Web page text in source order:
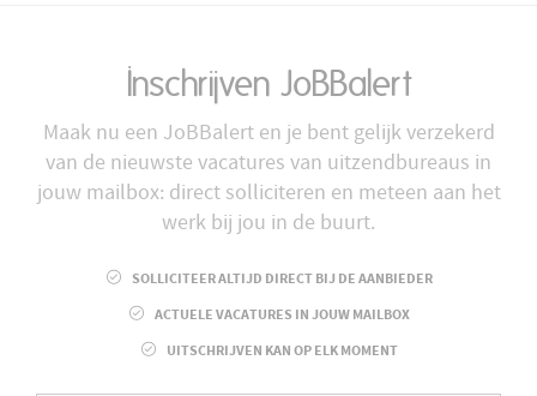
Inschrijven JoBBalert
Maak nu een JoBBalert en je bent gelijk verzekerd
van de nieuwste vacatures van uitzendbureaus in
jouw mailbox: direct solliciteren en meteen aan het
werk bij jou in de buurt.
SOLLICITEER ALTIJD DIRECT BIJ DE AANBIEDER
ACTUELE VACATURES IN JOUW MAILBOX
UITSCHRIJVEN KAN OP ELK MOMENT